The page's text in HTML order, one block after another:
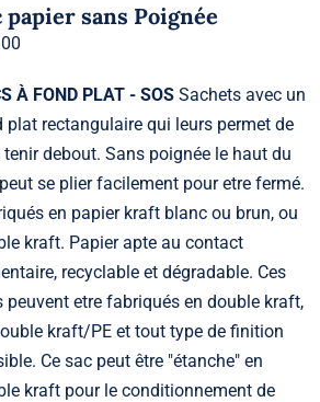
papier sans Poignée
À FOND PLAT - SOSSachets avec un
plat rectangulaire qui leurs permet de
tenir debout. Sans poignée le haut du
se plier facilement pour etre fermé.
en papier kraft blanc ou brun, ou
kraft. Papier apte au contact
recyclable et dégradable. Ces
peuvent etre fabriqués en double kraft,
kraft/PE et tout type de finition
Ce sac peut être "étanche" en
kraft pour le conditionnement de